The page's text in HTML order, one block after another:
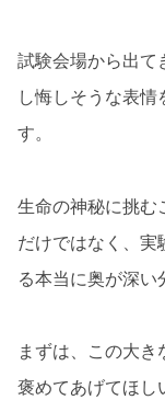
試験会場から出て
し悔しそうな表
す。
生命の神秘に挑む
だけではなく、実
る本当に奥が深い
まずは、この大
褒めてあげてほし